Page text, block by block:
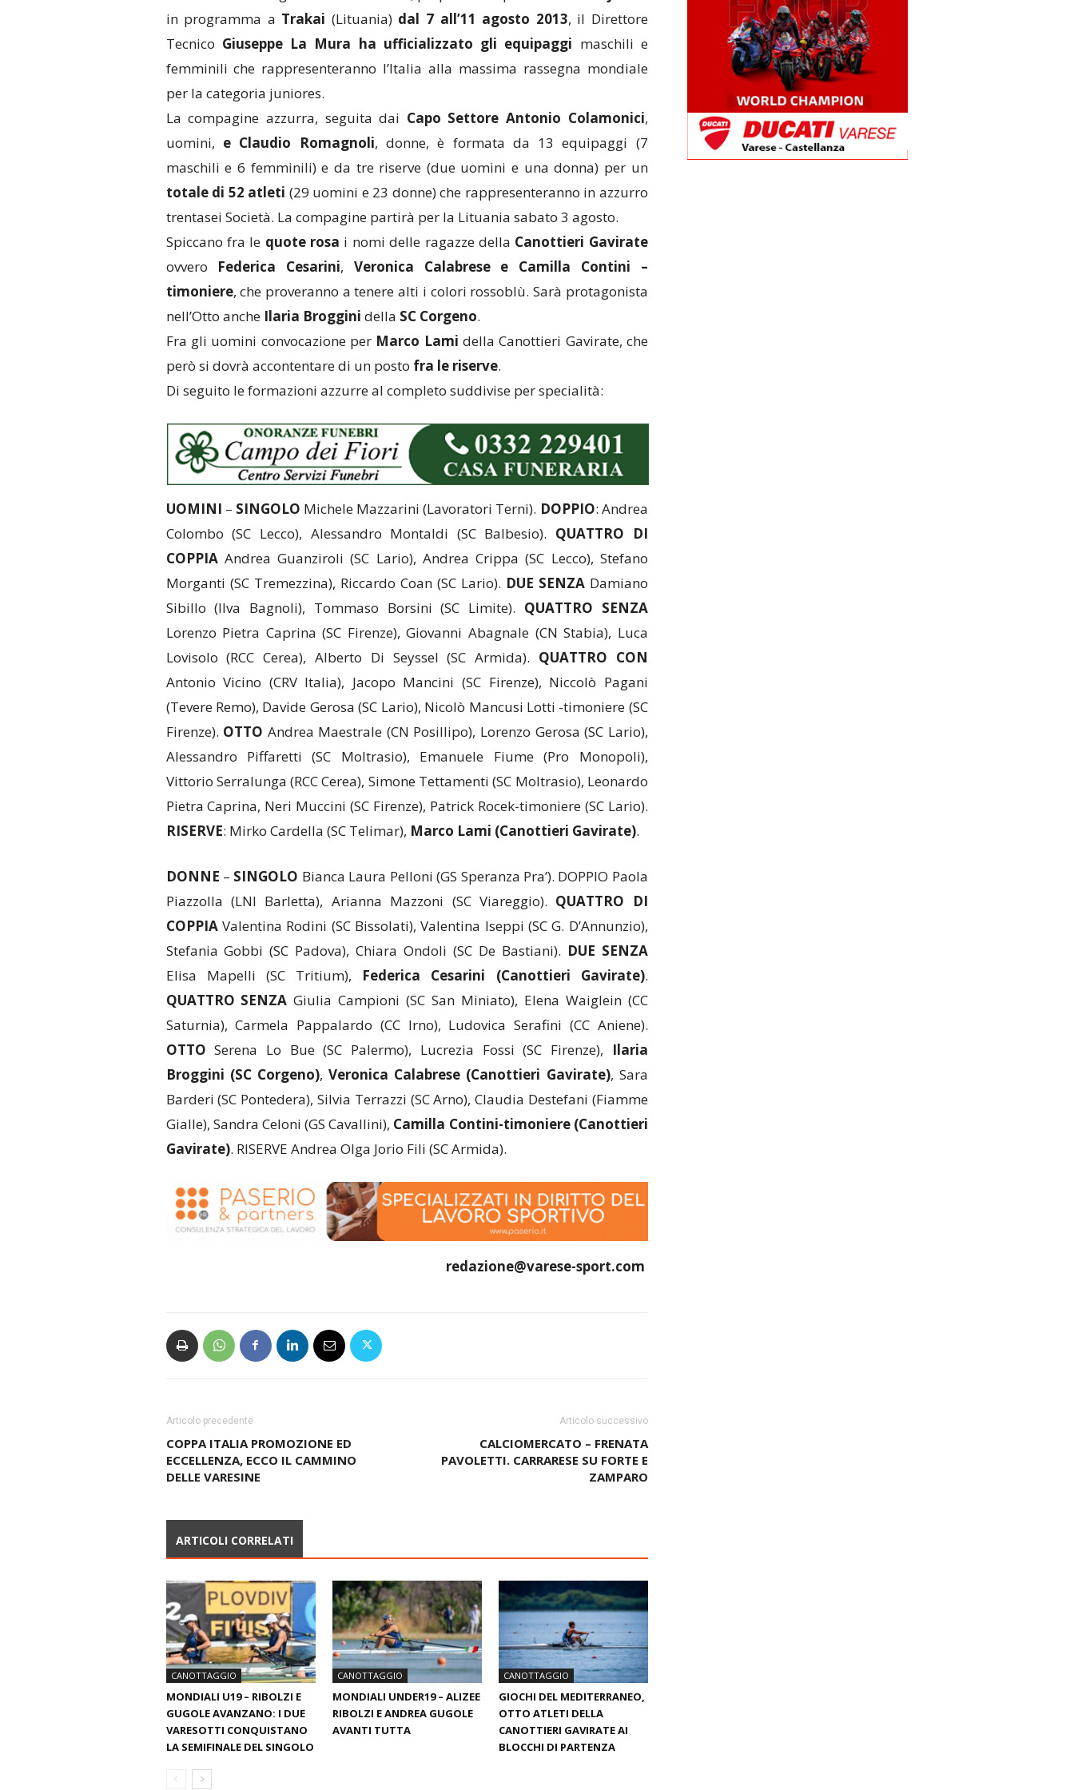
in programma a Trakai (Lituania) dal 7 all’11 agosto 2013, il Direttore
Tecnico Giuseppe La Mura ha ufficializzato gli equipaggi maschili e
femminili che rappresenteranno l’Italia alla massima rassegna mondiale
per la categoria juniores.
La compagine azzurra, seguita dai Capo Settore Antonio Colamonici,
uomini, e Claudio Romagnoli, donne, è formata da 13 equipaggi (7
maschili e 6 femminili) e da tre riserve (due uomini e una donna) per un
totale di 52 atleti (29 uomini e 23 donne) che rappresenteranno in azzurro
trentasei Società. La compagine partirà per la Lituania sabato 3 agosto.
Spiccano fra le quote rosa i nomi delle ragazze della Canottieri Gavirate
ovvero Federica Cesarini, Veronica Calabrese e Camilla Contini –
timoniere, che proveranno a tenere alti i colori rossoblù. Sarà protagonista
nell’Otto anche Ilaria Broggini della SC Corgeno.
Fra gli uomini convocazione per Marco Lami della Canottieri Gavirate, che
però si dovrà accontentare di un posto fra le riserve.
Di seguito le formazioni azzurre al completo suddivise per specialità:
UOMINI – SINGOLO Michele Mazzarini (Lavoratori Terni). DOPPIO: Andrea
Colombo (SC Lecco), Alessandro Montaldi (SC Balbesio). QUATTRO DI
COPPIAAndrea Guanziroli (SC Lario), Andrea Crippa (SC Lecco), Stefano
Morganti (SC Tremezzina), Riccardo Coan (SC Lario). DUE SENZADamiano
Sibillo (Ilva Bagnoli), Tommaso Borsini (SC Limite). QUATTRO SENZA
Lorenzo Pietra Caprina (SC Firenze), Giovanni Abagnale (CN Stabia), Luca
Lovisolo (RCC Cerea), Alberto Di Seyssel (SC Armida). QUATTRO CON
Antonio Vicino (CRV Italia), Jacopo Mancini (SC Firenze), Niccolò Pagani
(Tevere Remo), Davide Gerosa (SC Lario), Nicolò Mancusi Lotti -timoniere (SC
Firenze). OTTO Andrea Maestrale (CN Posillipo), Lorenzo Gerosa (SC Lario),
Alessandro Piffaretti (SC Moltrasio), Emanuele Fiume (Pro Monopoli),
Vittorio Serralunga (RCC Cerea), Simone Tettamenti (SC Moltrasio), Leonardo
Pietra Caprina, Neri Muccini (SC Firenze), Patrick Rocek-timoniere (SC Lario).
RISERVE: Mirko Cardella (SC Telimar), Marco Lami (Canottieri Gavirate).
DONNE – SINGOLO Bianca Laura Pelloni (GS Speranza Pra’). DOPPIO Paola
Piazzolla (LNI Barletta), Arianna Mazzoni (SC Viareggio). QUATTRO DI
COPPIAValentina Rodini (SC Bissolati), Valentina Iseppi (SC G. D’Annunzio),
Stefania Gobbi (SC Padova), Chiara Ondoli (SC De Bastiani). DUE SENZA
Elisa Mapelli (SC Tritium), Federica Cesarini (Canottieri Gavirate).
QUATTRO SENZA Giulia Campioni (SC San Miniato), Elena Waiglein (CC
Saturnia), Carmela Pappalardo (CC Irno), Ludovica Serafini (CC Aniene).
OTTO Serena Lo Bue (SC Palermo), Lucrezia Fossi (SC Firenze), Ilaria
Broggini (SC Corgeno),Veronica Calabrese (Canottieri Gavirate), Sara
Barderi (SC Pontedera), Silvia Terrazzi (SC Arno), Claudia Destefani (Fiamme
Gialle), Sandra Celoni (GS Cavallini), Camilla Contini-timoniere (Canottieri
Gavirate). RISERVE Andrea Olga Jorio Fili (SC Armida).
redazione@varese-sport.com
Articolo precedente
COPPA ITALIA PROMOZIONE ED
ECCELLENZA, ECCO IL CAMMINO
DELLE VARESINE
Articolo successivo
CALCIOMERCATO – FRENATA
PAVOLETTI. CARRARESE SU FORTE E
ZAMPARO
ARTICOLI CORRELATI
CANOTTAGGIO
MONDIALI U19 – RIBOLZI E
GUGOLE AVANZANO: I DUE
VARESOTTI CONQUISTANO
LA SEMIFINALE DEL SINGOLO
CANOTTAGGIO
MONDIALI UNDER19 – ALIZEE
RIBOLZI E ANDREA GUGOLE
AVANTI TUTTA
CANOTTAGGIO
GIOCHI DEL MEDITERRANEO,
OTTO ATLETI DELLA
CANOTTIERI GAVIRATE AI
BLOCCHI DI PARTENZA